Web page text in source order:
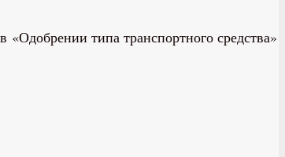
типа транспортного средства»